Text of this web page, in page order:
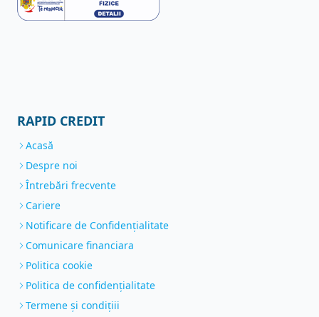
RAPID CREDIT
Acasă
Despre noi
Întrebări frecvente
Cariere
Notificare de Confidenţialitate
Comunicare financiara
Politica cookie
Politica de confidențialitate
Termene și condițiii